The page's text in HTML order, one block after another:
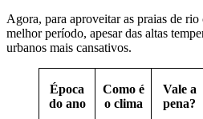
Agora, para aproveitar as praias de
melhor período, apesar das altas
urbanos mais cansativos.
Época
do ano
Como é
o clima
Vale a
pena?